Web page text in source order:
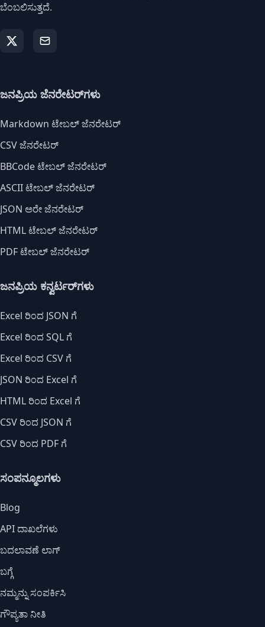
ಬೆಂಬಲಿಸುತ್ತದೆ.
ಜನಪ್ರಿಯ ಜೆನರೇಟರ್‌ಗಳು
Markdown ಟೇಬಲ್ ಜೆನರೇಟರ್
CSV ಜೆನರೇಟರ್
BBCode ಟೇಬಲ್ ಜೆನರೇಟರ್
ASCII ಟೇಬಲ್ ಜೆನರೇಟರ್
JSON ಅರೇ ಜೆನರೇಟರ್
HTML ಟೇಬಲ್ ಜೆನರೇಟರ್
PDF ಟೇಬಲ್ ಜೆನರೇಟರ್
ಜನಪ್ರಿಯ ಕನ್ವರ್ಟರ್‌ಗಳು
Excel ರಿಂದ JSON ಗೆ
Excel ರಿಂದ SQL ಗೆ
Excel ರಿಂದ CSV ಗೆ
JSON ರಿಂದ Excel ಗೆ
HTML ರಿಂದ Excel ಗೆ
CSV ರಿಂದ JSON ಗೆ
CSV ರಿಂದ PDF ಗೆ
ಸಂಪನ್ಮೂಲಗಳು
Blog
API ದಾಖಲೆಗಳು
ಬದಲಾವಣೆ ಲಾಗ್
ಬಗ್ಗೆ
ನಮ್ಮನ್ನು ಸಂಪರ್ಕಿಸಿ
ಗೌಪ್ಯತಾ ನೀತಿ